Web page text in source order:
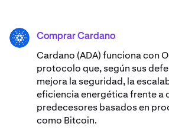
ADA Comprar Cardano
Cardano (ADA) ​​funciona con
protocolo que, según sus
mejora la seguridad, la
eficiencia energética frente a
predecesores basados en
como Bitcoin.